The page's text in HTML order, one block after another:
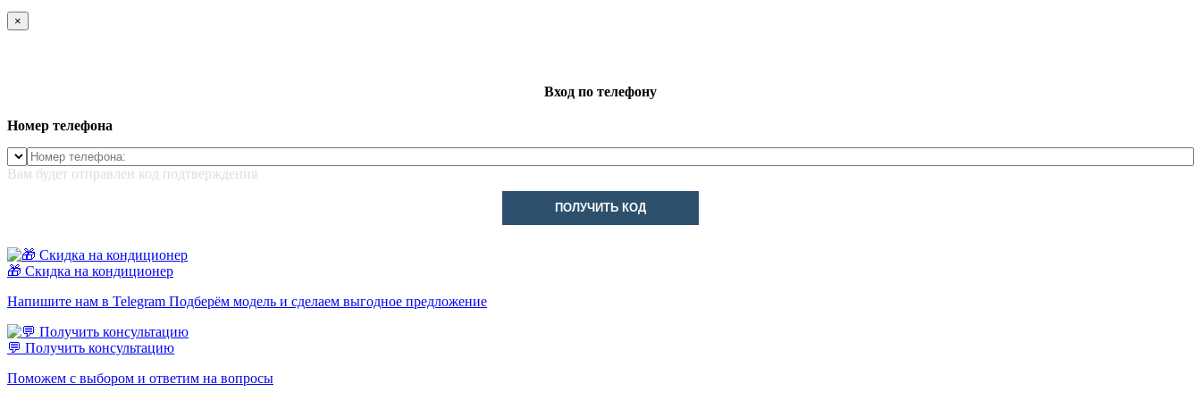
×
Вход по телефону
Номер телефона
Вам будет отправлен код подтверждения
ПОЛУЧИТЬ КОД
🎁 Скидка на кондиционер
Напишите нам в Telegram Подберём модель и сделаем выгодное предложение
💬 Получить консультацию
Поможем с выбором и ответим на вопросы